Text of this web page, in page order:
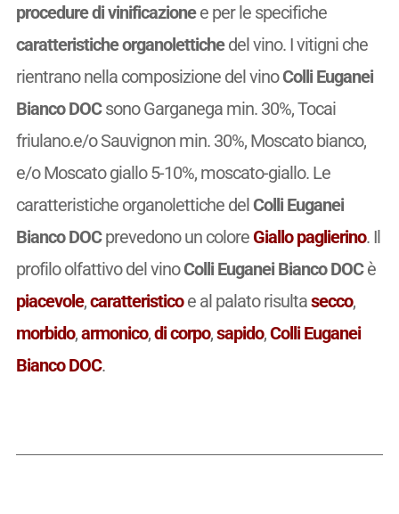
procedure di vinificazionee per le specifiche
caratteristiche organolettichedel vino. I vitigni che
rientrano nella composizione del vinoColli Euganei
Bianco DOCsono Garganega min. 30%, Tocai
friulano.e/o Sauvignon min. 30%, Moscato bianco,
e/o Moscato giallo 5-10%, moscato-giallo. Le
caratteristiche organolettiche delColli Euganei
Bianco DOCprevedono un colore Giallo paglierino. Il
profilo olfattivo del vinoColli Euganei Bianco DOCè
piacevole,caratteristicoe al palato risultasecco,
morbido,armonico,di corpo,sapido,Colli Euganei
Bianco DOC.